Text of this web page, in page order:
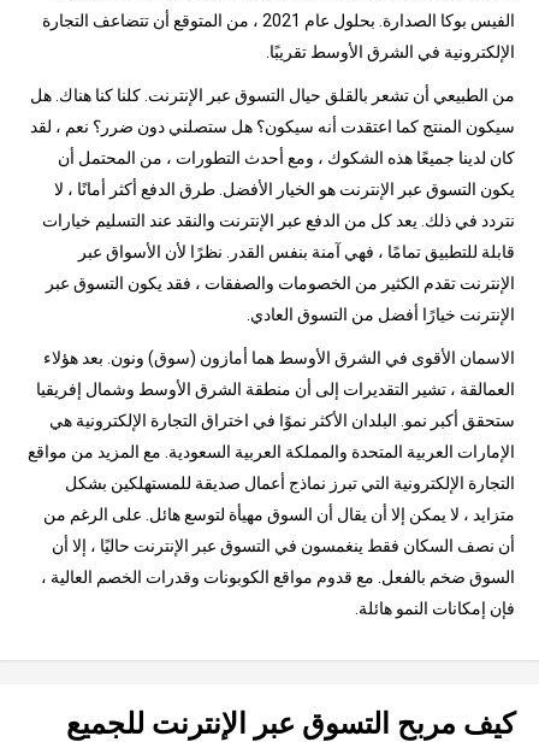
الفيس بوكا الصدارة. بحلول عام 2021 ، من المتوقع أن تتضاعف التجارة
الإلكترونية في الشرق الأوسط تقريبًا.
من الطبيعي أن تشعر بالقلق حيال التسوق عبر الإنترنت. كلنا كنا هناك. هل
سيكون المنتج كما اعتقدت أنه سيكون؟ هل ستصلني دون ضرر؟ نعم ، لقد
كان لدينا جميعًا هذه الشكوك ، ومع أحدث التطورات ، من المحتمل أن
يكون التسوق عبر الإنترنت هو الخيار الأفضل. طرق الدفع أكثر أمانًا ، لا
نتردد في ذلك. يعد كل من الدفع عبر الإنترنت والنقد عند التسليم خيارات
قابلة للتطبيق تمامًا ، فهي آمنة بنفس القدر. نظرًا لأن الأسواق عبر
الإنترنت تقدم الكثير من الخصومات والصفقات ، فقد يكون التسوق عبر
الإنترنت خيارًا أفضل من التسوق العادي.
الاسمان الأقوى في الشرق الأوسط هما أمازون (سوق) ونون. بعد هؤلاء
العمالقة ، تشير التقديرات إلى أن منطقة الشرق الأوسط وشمال إفريقيا
ستحقق أكبر نمو. البلدان الأكثر نموًا في اختراق التجارة الإلكترونية هي
الإمارات العربية المتحدة والمملكة العربية السعودية. مع المزيد من مواقع
التجارة الإلكترونية التي تبرز نماذج أعمال صديقة للمستهلكين بشكل
متزايد ، لا يمكن إلا أن يقال أن السوق مهيأة لتوسع هائل. على الرغم من
أن نصف السكان فقط ينغمسون في التسوق عبر الإنترنت حاليًا ، إلا أن
السوق ضخم بالفعل. مع قدوم مواقع الكوبونات وقدرات الخصم العالية ،
فإن إمكانات النمو هائلة.
كيف مربح التسوق عبر الإنترنت للجميع